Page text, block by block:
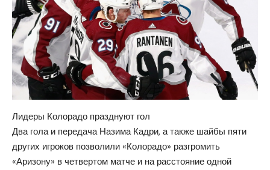
Лидеры Колорадо празднуют гол
Два гола и передача Назима Кадри, а также шайбы пяти
других игроков позволили «Колорадо» разгромить
«Аризону» в четвертом матче и на расстояние одной